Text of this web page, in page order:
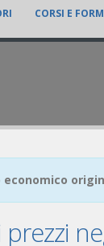
CORSI E
prezzi